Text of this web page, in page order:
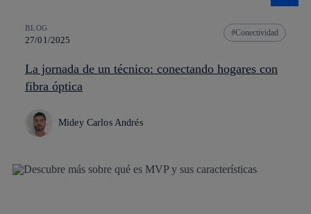
BLOG
27/01/2025
Conectividad
La jornada de un técnico: conectando hogares con
fibra óptica
Midey Carlos Andrés